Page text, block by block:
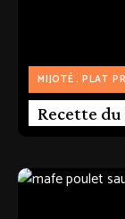
MIJOTÉ PLAT
Recette du